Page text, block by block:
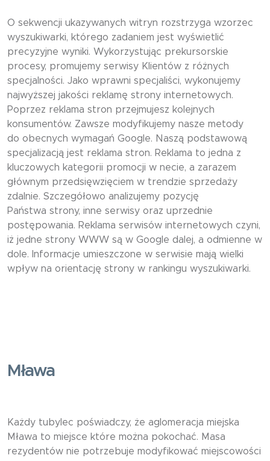
O sekwencji ukazywanych witryn rozstrzyga wzorzec
wyszukiwarki, którego zadaniem jest wyświetlić
precyzyjne wyniki. Wykorzystując prekursorskie
procesy, promujemy serwisy Klientów z różnych
specjalności. Jako wprawni specjaliści, wykonujemy
najwyższej jakości reklamę strony internetowych.
Poprzez reklama stron przejmujesz kolejnych
konsumentów. Zawsze modyfikujemy nasze metody
do obecnych wymagań Google. Naszą podstawową
specjalizacją jest reklama stron. Reklama to jedna z
kluczowych kategorii promocji w necie, a zarazem
głównym przedsięwzięciem w trendzie sprzedaży
zdalnie. Szczegółowo analizujemy pozycję
Państwa strony, inne serwisy oraz uprzednie
postępowania. Reklama serwisów internetowych czyni,
iż jedne strony WWW są w Google dalej, a odmienne w
dole. Informacje umieszczone w serwisie mają wielki
wpływ na orientację strony w rankingu wyszukiwarki.
Mława
Każdy tubylec poświadczy, że aglomeracja miejska
Mława to miejsce które można pokochać. Masa
rezydentów nie potrzebuje modyfikować miejscowości